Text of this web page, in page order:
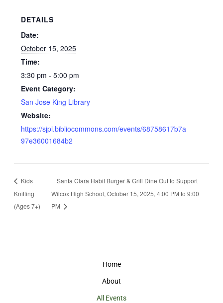
DETAILS
Date:
October 15, 2025
Time:
3:30 pm - 5:00 pm
Event Category:
San Jose King Library
Website:
https://sjpl.bibliocommons.com/events/68758617b7a
97e36001684b2
Kids
Knitting
(Ages 7+)
Santa Clara Habit Burger & Grill Dine Out to Support
Wilcox High School, October 15, 2025, 4:00 PM to 9:00
PM
Home
About
All Events